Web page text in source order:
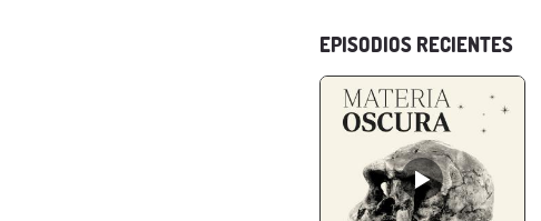
EPISODIOS RECIENTES